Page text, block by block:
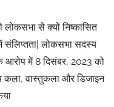
लोकसभा से क्यों निष्कासित
संलिप्तता| लोकसभा सदस्य
आरोप में 8 दिसंबर, 2023 को
कला, वास्तुकला और डिजाइन